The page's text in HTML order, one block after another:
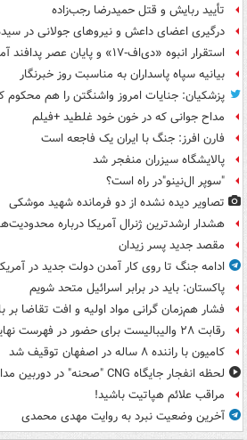
تأیید ربایش و قتل حمیدرضا رجب‌زاده
درگیری اعضای داعش و نیروهای جولانی در
استقرار انبوه «دی‌اف‑۱۷» و پایان عصر پدافند آمریکا +عکس
بیانیه سپاه پاسداران به مناسبت روز خبرنگار
پزشکیان: جنایات امروز واشنگتن را هم محکوم
مداح جوانی که در خون خود غلطید +فیلم
فارن افرز: جنگ با ایران یک فاجعه است
پالایشگاه سیزران منفجر شد
"سوپر ال‌نینو"در راه است؟
تصاویر دیده‌ نشده از دو فرمانده شهید موشکی
هشدار ارشدترین ژنرال آمریکا درباره
مقصد جدید پسر زیدان
ادامه جنگ تا روی کار آمدن دولت جدید در
پاکستان: باید در برابر اسرائیل متحد شویم
فشار هم‌زمان گرانی مواد اولیه و افت تقاضا بر
رقابت ۲۸ والیبالیست برای حضور در فهرست نهایی تیم ملی
کامیون با راننده ۸ ساله در اصفهان توقیف شد
لحظه انفجار جایگاه CNG "صحنه" در دوربین مداربسته
مراقب علائم هپاتیت باشید!
آخرین وضعیت نبرد به روایت مهدی محمدی